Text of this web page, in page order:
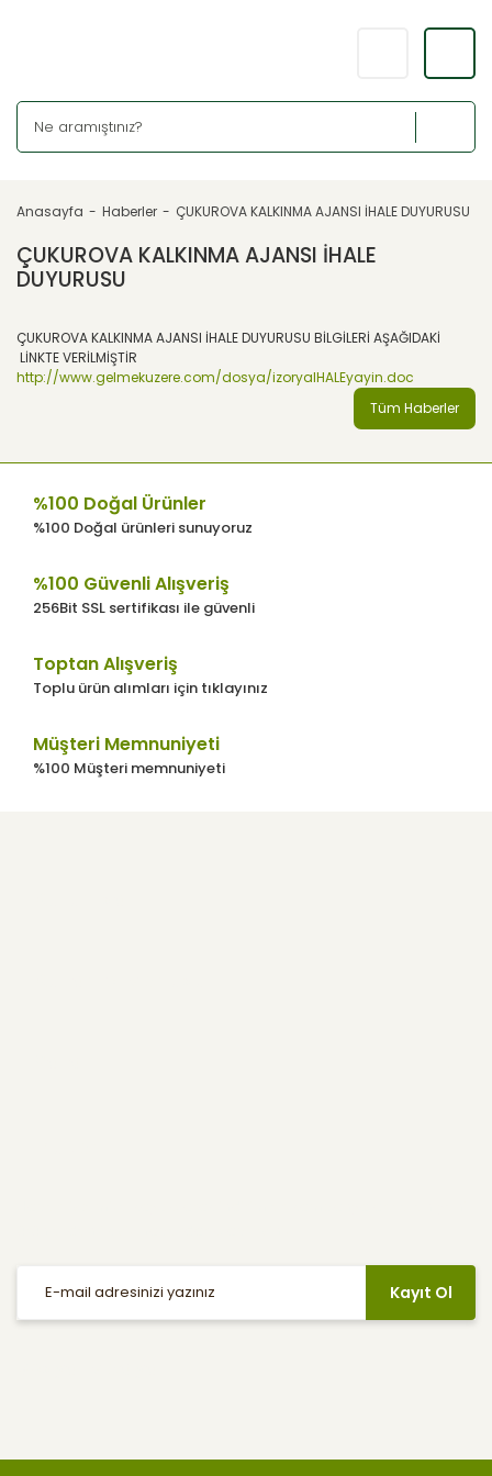
Anasayfa Haberler ÇUKUROVA KALKINMA AJANSI İHALE DUYURUSU
ÇUKUROVA KALKINMA AJANSI İHALE
DUYURUSU
ÇUKUROVA KALKINMA AJANSI İHALE DUYURUSU BİLGİLERİ AŞAĞIDAKİ
LİNKTE VERİLMİŞTİR
http://www.gelmekuzere.com/dosya/izoryaIHALEyayin.doc
Tüm Haberler
%100 Doğal Ürünler
%100 Doğal ürünleri sunuyoruz
%100 Güvenli Alışveriş
256Bit SSL sertifikası ile güvenli
Toptan Alışveriş
Toplu ürün alımları için tıklayınız
Müşteri Memnuniyeti
%100 Müşteri memnuniyeti
Kayıt Ol